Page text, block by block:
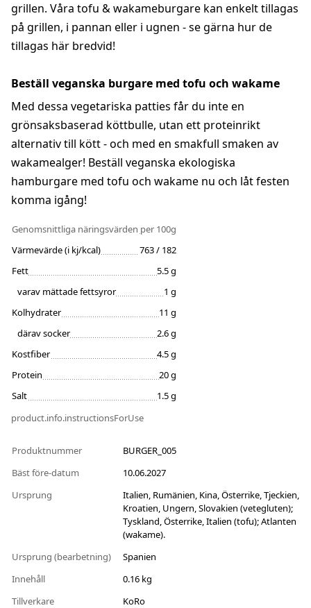
grillen. Våra tofu & wakameburgare kan enkelt tillagas
på grillen, i pannan eller i ugnen - se gärna hur de
tillagas här bredvid!
Beställ veganska burgare med tofu och wakame
Med dessa vegetariska patties får du inte en
grönsaksbaserad köttbulle, utan ett proteinrikt
alternativ till kött - och med en smakfull smaken av
wakamealger! Beställ veganska ekologiska
hamburgare med tofu och wakame nu och låt festen
komma igång!
Genomsnittliga näringsvärden per 100g
Värmevärde (i kj/kcal)
763 / 182
Fett
5.5 g
varav mättade fettsyror
1 g
Kolhydrater
11 g
därav socker
2.6 g
Kostfiber
4.5 g
Protein
20 g
Salt
1.5 g
product.info.instructionsForUse
Produktnummer
BURGER_005
Bäst före-datum
10.06.2027
Ursprung
Italien, Rumänien, Kina, Österrike, Tjeckien,
Kroatien, Ungern, Slovakien (vetegluten);
Tyskland, Österrike, Italien (tofu); Atlanten
(wakame).
Ursprung (bearbetning)
Spanien
Innehåll
0.16 kg
Tillverkare
KoRo